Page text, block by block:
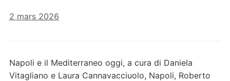
2 mars 2026
Napoli e il Mediterraneo oggi, a cura di Daniela
Vitagliano e Laura Cannavacciuolo, Napoli, Roberto